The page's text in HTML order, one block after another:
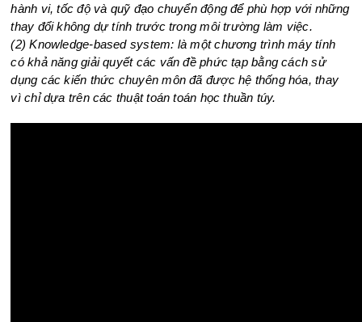
hành vi, tốc độ và quỹ đạo chuyển động để phù hợp với những
thay đổi không dự tính trước trong môi trường làm việc.
(2) Knowledge-based system: là một chương trình máy tính
có khả năng giải quyết các vấn đề phức tạp bằng cách sử
dụng các kiến thức chuyên môn đã được hệ thống hóa, thay
vì chỉ dựa trên các thuật toán toán học thuần túy.